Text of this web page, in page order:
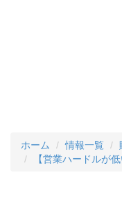
ホーム 情報一覧
【営業ハードルが